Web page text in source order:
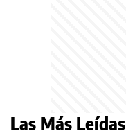
Las Más Leídas